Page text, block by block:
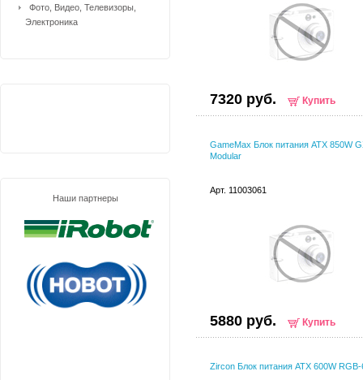
7320 руб. Купить
GameMax Блок питания ATX 850W
Modular
Арт. 11003061
5880 руб. Купить
Zircon Блок питания ATX 600W RGB-
Фото, Видео, Телевизоры,
Электроника
Наши партнеры